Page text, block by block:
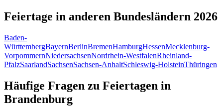
Feiertage in anderen Bundesländern 2026
Baden-
WürttembergBayernBerlinBremenHamburgHessenMecklenburg-
VorpommernNiedersachsenNordrhein-WestfalenRheinland-
PfalzSaarlandSachsenSachsen-AnhaltSchleswig-HolsteinThüringen
Häufige Fragen zu Feiertagen in
Brandenburg